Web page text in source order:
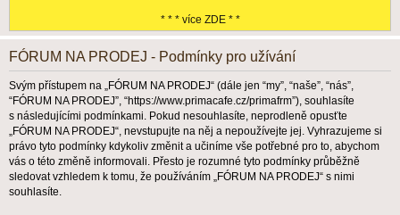
* * * více ZDE * *
FÓRUM NA PRODEJ - Podmínky pro užívání
Svým přístupem na „FÓRUM NA PRODEJ“ (dále jen “my”, “naše”, “nás”,
“FÓRUM NA PRODEJ”, “https://www.primacafe.cz/primafrm”), souhlasíte
s následujícími podmínkami. Pokud nesouhlasíte, neprodleně opusťte
„FÓRUM NA PRODEJ“, nevstupujte na něj a nepoužívejte jej. Vyhrazujeme si
právo tyto podmínky kdykoliv změnit a učiníme vše potřebné pro to, abychom
vás o této změně informovali. Přesto je rozumné tyto podmínky průběžně
sledovat vzhledem k tomu, že používáním „FÓRUM NA PRODEJ“ s nimi
souhlasíte.